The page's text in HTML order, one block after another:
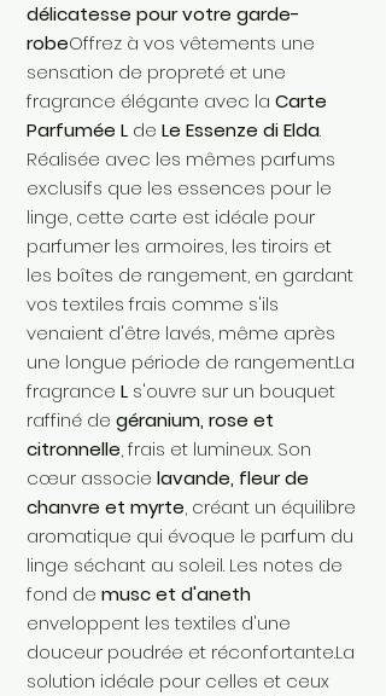
délicatesse pour votre garde-
robeOffrez à vos vêtements une
sensation de propreté et une
fragrance élégante avec la Carte
Parfumée L de Le Essenze di Elda.
Réalisée avec les mêmes parfums
exclusifs que les essences pour le
linge, cette carte est idéale pour
parfumer les armoires, les tiroirs et
les boîtes de rangement, en gardant
vos textiles frais comme s'ils
venaient d'être lavés, même après
une longue période de rangement.La
fragrance L s'ouvre sur un bouquet
raffiné de géranium, rose et
citronnelle, frais et lumineux. Son
cœur associe lavande, fleur de
chanvre et myrte, créant un équilibre
aromatique qui évoque le parfum du
linge séchant au soleil. Les notes de
fond de musc et d'aneth
enveloppent les textiles d'une
douceur poudrée et réconfortante.La
solution idéale pour celles et ceux